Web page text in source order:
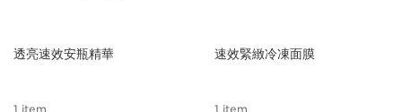
透亮速效安瓶精華
1 item
速效緊緻冷凍面膜
1 item